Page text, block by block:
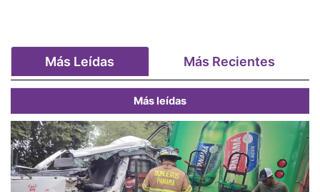
Más Leídas Más Recientes
Más leídas